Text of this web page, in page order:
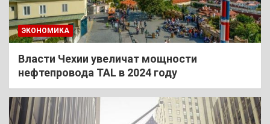
ЭКОНОМИКА
Власти Чехии увеличат мощности
нефтепровода TAL в 2024 году